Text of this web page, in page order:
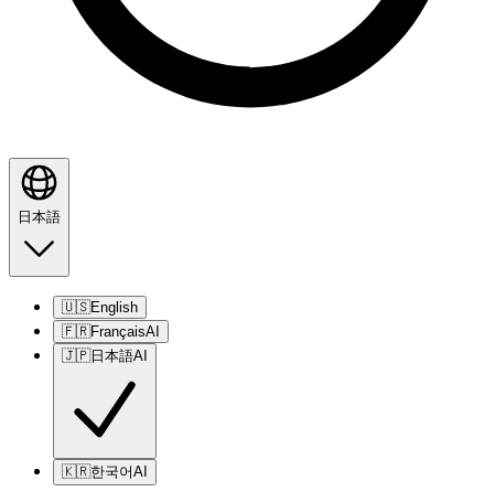
日本語
🇺🇸English
🇫🇷FrançaisAI
🇯🇵日本語AI
🇰🇷한국어AI